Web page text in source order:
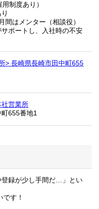
制度あり）
間はメンター（相談役）
ポートし、入社時の不安
> 長崎県長崎市田中町655
営業所
655番地1
登録が少し手間だ…」とい
す！